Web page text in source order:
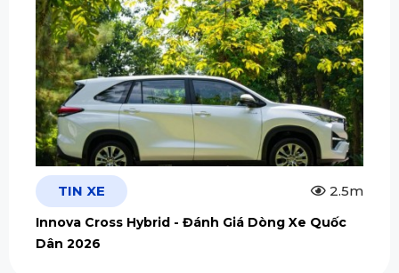
TIN XE 2.5m
Innova Cross Hybrid - Đánh Giá Dòng Xe Quốc
Dân 2026